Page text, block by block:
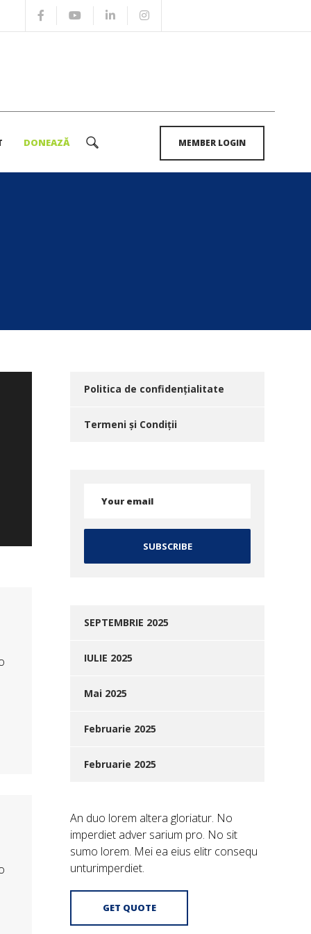
DONEAZĂ MEMBER LOGIN
Politica de confidențialitate
Termeni și Condiții
SEPTEMBRIE 2025
IULIE 2025
Mai 2025
Februarie 2025
Februarie 2025
An duo lorem altera gloriatur. No
imperdiet adver sarium pro. No sit
sumo lorem. Mei ea eius elitr consequ
unturimperdiet.
GET QUOTE